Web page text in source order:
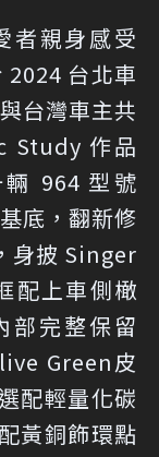
者親身感受
台北車
台灣車主共
Study 作品
964 型號
底，翻新修
身披 Singer
配上車側橄
部完整保留
Green皮
配輕量化碳
黃銅飾環點